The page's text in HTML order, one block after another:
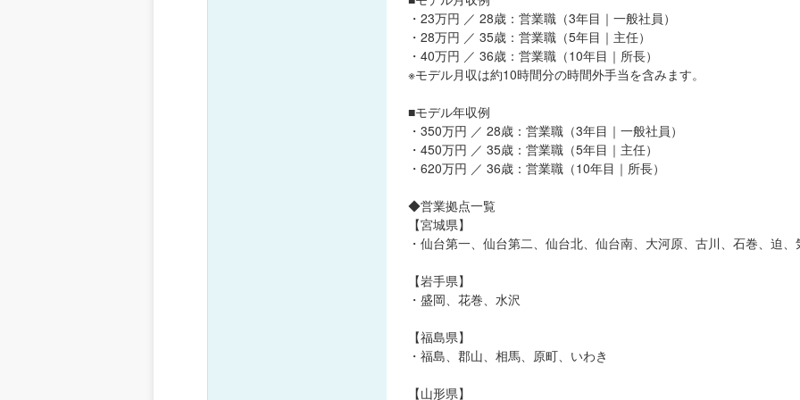
・23万円 ／ 28歳：営業職（3年目｜一般社員）
・28万円 ／ 35歳：営業職（5年目｜主任）
・40万円 ／ 36歳：営業職（10年目｜所長）
※モデル月収は約10時間分の時間外手当を含みます。
■モデル年収例
・350万円 ／ 28歳：営業職（3年目｜一般社員）
・450万円 ／ 35歳：営業職（5年目｜主任）
・620万円 ／ 36歳：営業職（10年目｜所長）
◆営業拠点一覧
【宮城県】
・仙台第一、仙台第二、仙台北、仙台南、大河原、古川、石巻、迫、
【岩手県】
・盛岡、花巻、水沢
【福島県】
・福島、郡山、相馬、原町、いわき
【山形県】